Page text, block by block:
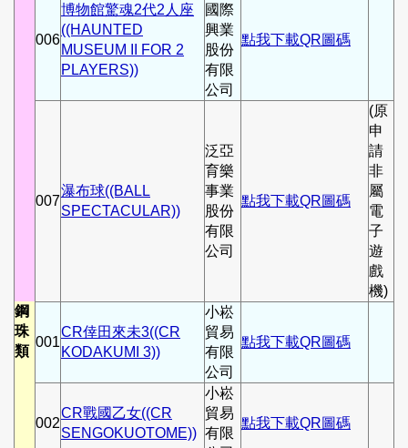
006
博物館驚魂2代2人座
((HAUNTED
MUSEUM II FOR 2
PLAYERS))
國際
興業
股份
有限
公司
點我下載QR圖碼
007
瀑布球((BALL
SPECTACULAR))
泛亞
育樂
事業
股份
有限
公司
點我下載QR圖碼
(原
申
請
非
屬
電
子
遊
戲
機)
鋼
珠
類
001
CR倖田來未3((CR
KODAKUMI 3))
小崧
貿易
有限
公司
點我下載QR圖碼
002
CR戰國乙女((CR
SENGOKUOTOME))
小崧
貿易
有限
點我下載QR圖碼